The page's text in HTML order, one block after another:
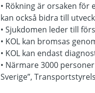
• Rökning är orsaken
kan också bidra till
• Sjukdomen leder till
• KOL kan bromsas
• KOL kan endast
• Närmare 3000
Sverige”,